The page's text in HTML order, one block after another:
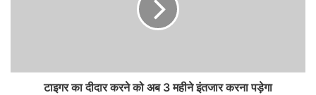
टाइगर का दीदार करने को अब 3 महीने इंतजार करना पड़ेगा